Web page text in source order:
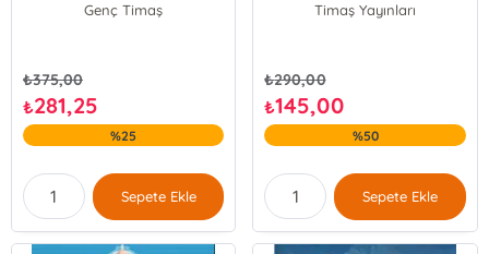
Genç Timaş
₺375,00
₺281,25
%25
Sepete Ekle
Timaş Yayınları
₺290,00
₺145,00
%50
Sepete Ekle